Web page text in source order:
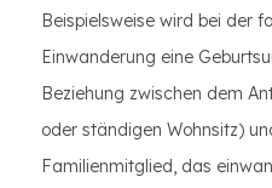
Beispielsweise wird bei der
Einwanderung eine
Beziehung zwischen dem
oder ständigen Wohnsitz)
Familienmitglied, das